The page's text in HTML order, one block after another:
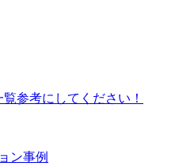
参考にしてください！
ン事例